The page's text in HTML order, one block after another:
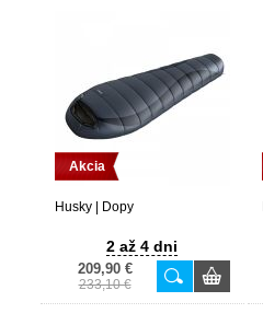
Akcia
Husky | Dopy
2 až 4 dni
209,90 €
233,10 €